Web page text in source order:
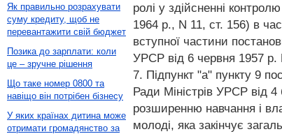
ролі у здійсненні
1964 р., N 11, ст. 156) в
вступної частини
УРСР від 6 червня 1957 р.
7. Підпункт "а" пункту 9
Ради Міністрів УРСР від
розширенню навчання і
молоді, яка закінчує
Як правильно розрахувати
суму кредиту, щоб не
перевантажити свій бюджет
Позика до зарплати: коли
це – зручне рішення
Що таке номер 0800 та
навіщо він потрібен бізнесу
У яких країнах дитина може
отримати громадянство за